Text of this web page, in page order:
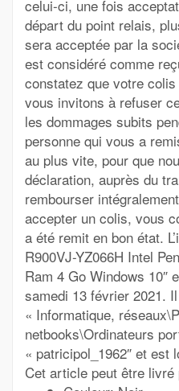
celui-ci, une fois
départ du point relais,
sera acceptée par la
est considéré comme
constatez que votre
vous invitons à refuser
les dommages subits
personne qui vous a
au plus vite, pour que
déclaration, auprès du
rembourser
accepter un colis, vous
a été remit en bon état.
R900VJ-YZ066H Intel
Ram 4 Go Windows 10″
samedi 13 février 2021.
« Informatique,
netbooks\Ordinateurs
« patricipol_1962″ et est
Cet article peut être